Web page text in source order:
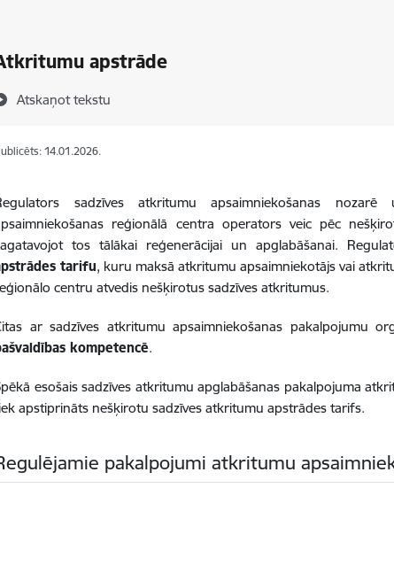
apstrāde
Atskaņot tekstu
14.01.2026.
sadzīves atkritumu apsaimniekošanas
reģionālā centra operators veic pēc
tos tālākai reģenerācijai un apglabāšanai.
tarifu, kuru maksā atkritumu apsaimniekotājs vai
centru atvedis nešķirotus sadzīves atkritumus.
ar sadzīves atkritumu apsaimniekošanas pakalpojumu
kompetencē.
esošais sadzīves atkritumu apglabāšanas pakalpojuma
apstiprināts nešķirotu sadzīves atkritumu apstrādes tarifs.
pakalpojumi atkritumu